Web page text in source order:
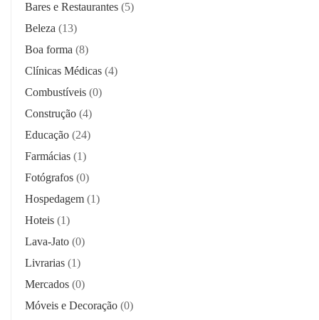
Bares e Restaurantes (5)
Beleza (13)
Boa forma (8)
Clínicas Médicas (4)
Combustíveis (0)
Construção (4)
Educação (24)
Farmácias (1)
Fotógrafos (0)
Hospedagem (1)
Hoteis (1)
Lava-Jato (0)
Livrarias (1)
Mercados (0)
Móveis e Decoração (0)